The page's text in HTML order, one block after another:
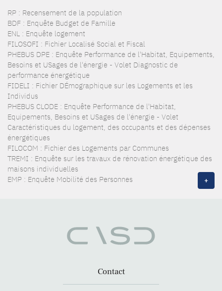
RP : Recensement de la population
BDF : Enquête Budget de Famille
ENL : Enquête logement
FILOSOFI : Fichier Localisé Social et Fiscal
PHEBUS DPE : Enquête Performance de l'Habitat, Equipements,
Besoins et USages de l'énergie - Volet Diagnostic de
performance énergétique
FIDELI : Fichier DÉmographique sur les Logements et les
Individus
PHEBUS CLODE : Enquête Performance de l'Habitat,
Equipements, Besoins et USages de l'énergie - Volet
Caractéristiques du logement, des occupants et des dépenses
énergétiques
FILOCOM : Fichier des Logements par Communes
TREMI : Enquête sur les travaux de rénovation énergétique des
maisons individuelles
EMP : Enquête Mobilité des Personnes
+
Contact